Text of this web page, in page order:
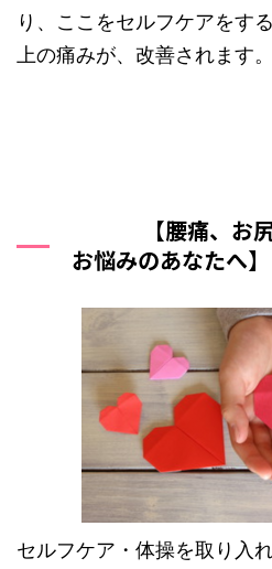
り、ここをセルフケアをす
上の痛みが、改善されます。
【腰痛、お
お悩みのあなたへ】
セルフケア・体操を取り入